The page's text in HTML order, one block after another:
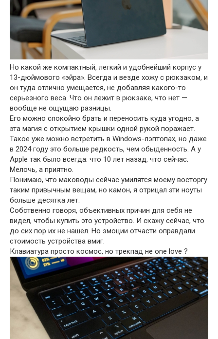
Но какой же компактный, легкий и удобнейший корпус у
13-дюймового «эйра». Всегда и везде хожу с рюкзаком, и
он туда отлично умещается, не добавляя какого-то
серьезного веса. Что он лежит в рюкзаке, что нет —
вообще не ощущаю разницы.
Его можно спокойно брать и переносить куда угодно, а
эта магия с открытием крышки одной рукой поражает.
Такое уже можно встретить в Windows-лэптопах, но даже
в 2024 году это больше редкость, чем обыденность. А у
Apple так было всегда: что 10 лет назад, что сейчас.
Мелочь, а приятно.
Понимаю, что маководы сейчас умилятся моему восторгу
таким привычным вещам, но камон, я отрицал эти ноуты
больше десятка лет.
Собственно говоря, объективных причин для себя не
видел, чтобы купить это устройство. И скажу сейчас, что
до сих пор их не нашел. Но эмоции отчасти оправдали
стоимость устройства вмиг.
Клавиатура просто космос, но трекпад не one love ?